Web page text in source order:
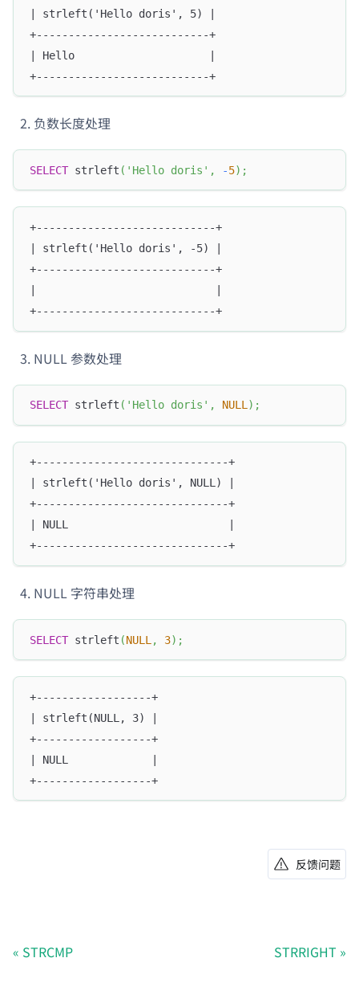
| strleft('Hello doris', 5) |
+---------------------------+
| Hello                     |
+---------------------------+
负数长度处理
SELECT strleft ( 'Hello doris' , -5) ;
+----------------------------+
| strleft('Hello doris', -5) |
+----------------------------+
+----------------------------+
NULL 参数处理
SELECT strleft ( 'Hello doris' , NULL ) ;
+------------------------------+
| strleft('Hello doris', NULL) |
+------------------------------+
| NULL                         |
+------------------------------+
NULL 字符串处理
SELECT strleft (NULL , 3) ;
+------------------+
| strleft(NULL, 3) |
+------------------+
| NULL             |
+------------------+
反馈问题
STRCMP STRRIGHT